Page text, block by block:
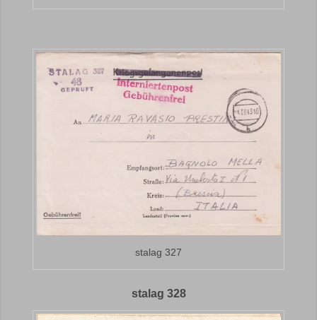
stalag 327
stalag 328